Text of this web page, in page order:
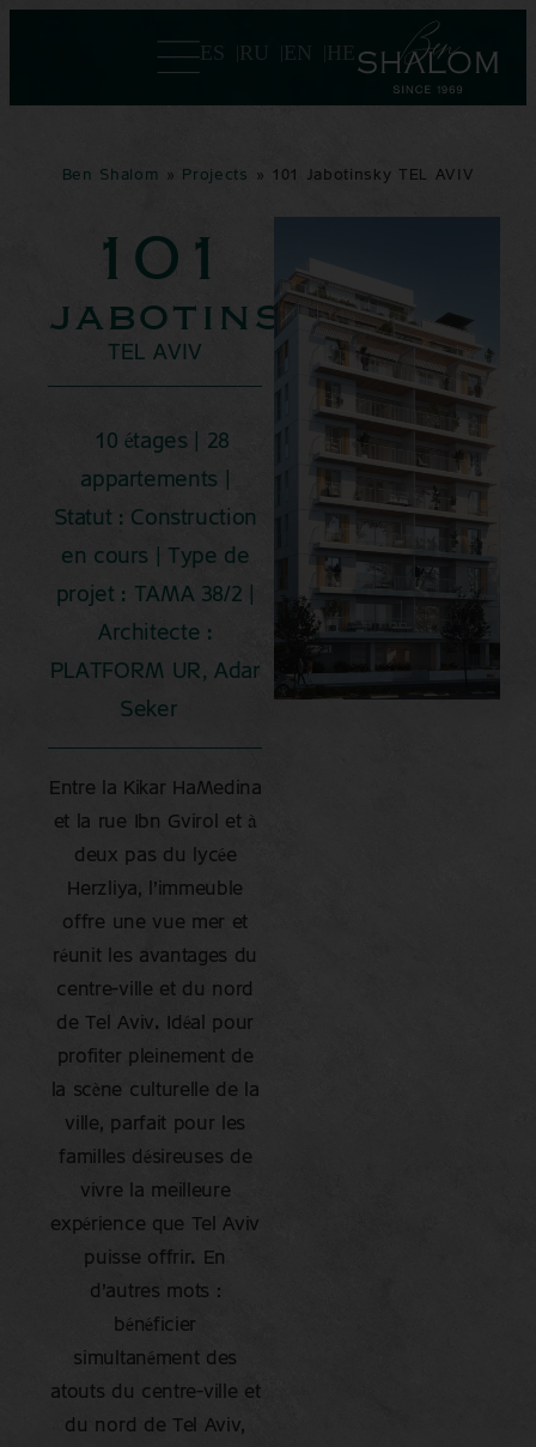
ES RU EN HE
Ben Shalom » Projects » 101 Jabotinsky TEL AVIV
101
jabotinsky
TEL AVIV
10 étages | 28
appartements |
Statut : Construction
en cours | Type de
projet : TAMA 38/2 |
Architecte :
PLATFORM UR, Adar
Seker
Entre la Kikar HaMedina
et la rue Ibn Gvirol et à
deux pas du lycée
Herzliya, l’immeuble
offre une vue mer et
réunit les avantages du
centre-ville et du nord
de Tel Aviv. Idéal pour
profiter pleinement de
la scène culturelle de la
ville, parfait pour les
familles désireuses de
vivre la meilleure
expérience que Tel Aviv
puisse offrir. En
d’autres mots :
bénéficier
simultanément des
atouts du centre-ville et
du nord de Tel Aviv,